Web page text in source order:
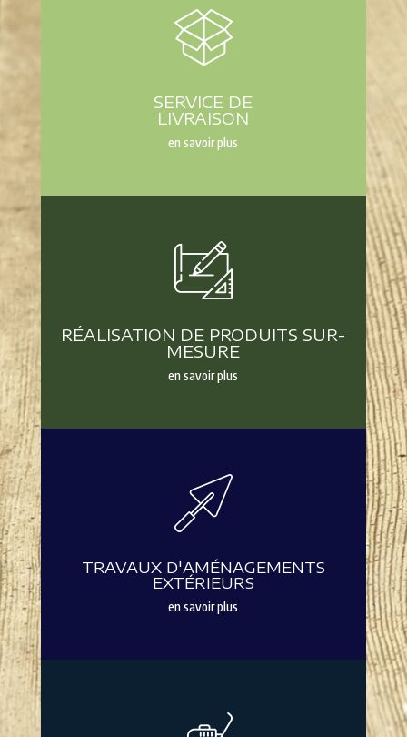
SERVICE DE
LIVRAISON
en savoir plus
RÉALISATION DE PRODUITS SUR-
MESURE
en savoir plus
TRAVAUX D'AMÉNAGEMENTS
EXTÉRIEURS
en savoir plus